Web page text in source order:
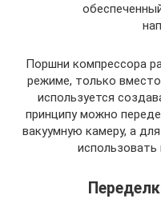
Поршни компрессора
режиме, только
используется
принципу можно
вакуумную камеру, а
использовать